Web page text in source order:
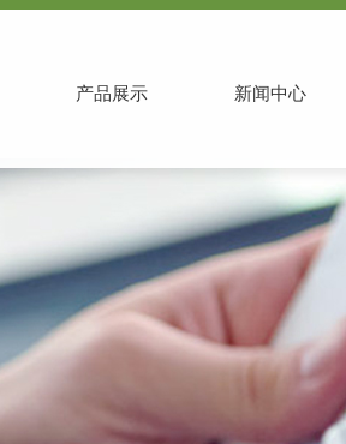
产品展示 新闻中心